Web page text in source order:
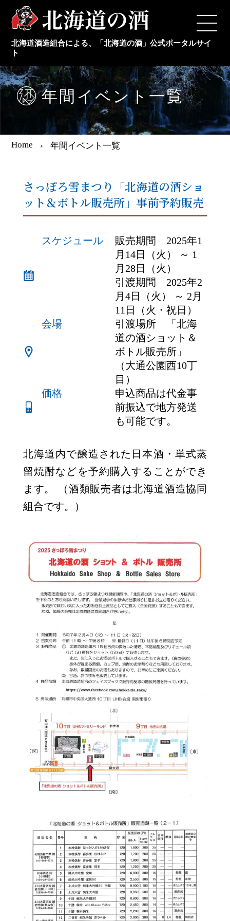
北海道酒造組合による、「北海道の酒」公式ポータルサイ
ト
TOP
日本酒メーカー
本格焼酎メーカー
新着情報
年間イベント情報
日本酒の豆知識
組合概要
JP EN CH
年間イベント一覧
Home 年間イベント一覧
さっぽろ雪まつり「北海道の酒ショ
ット＆ボトル販売所」事前予約販売
スケジュール
販売期間 2025年1
月14日（火） ～ 1
月28日（火）
引渡期間 2025年2
月4日（火） ～ 2月
11日（火・祝日）
会場
引渡場所 「北海
道の酒ショット＆
ボトル販売所」
（大通公園西10丁
目）
価格
申込商品は代金事
前振込で地方発送
も可能です。
北海道内で醸造された日本酒・単式蒸
留焼酎などを予約購入することができ
ます。 （酒類販売者は北海道酒造協同
組合です。）